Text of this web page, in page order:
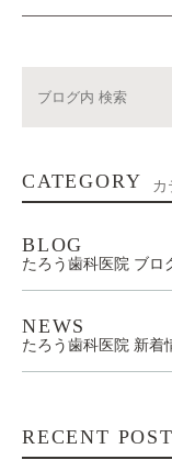
CATEGORY カ
BLOG
たろう歯科医院 ブロ
NEWS
たろう歯科医院 新着
RECENT